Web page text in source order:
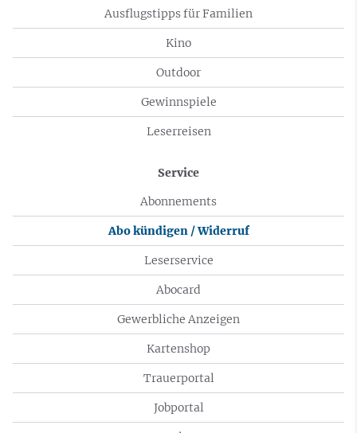
Ausflugstipps für Familien
Kino
Outdoor
Gewinnspiele
Leserreisen
Service
Abonnements
Abo kündigen / Widerruf
Leserservice
Abocard
Gewerbliche Anzeigen
Kartenshop
Trauerportal
Jobportal